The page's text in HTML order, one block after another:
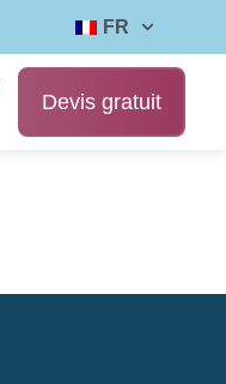
FR
Devis gratuit